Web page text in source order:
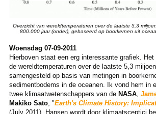
Overzicht van wereldtemperaturen over de laatste 5,3
800.000 jaar (onder), gebaseerd op boorkernen uit
Woensdag 07-09-2011
Hierboven staat een erg interessante grafiek.
de wereldtemperaturen over de laatste 5,3
samengesteld op basis van metingen in
sedimentbodems in de oceanen. Ik vond hem in
twee klimaatwetenschappers van de NASA,
Makiko Sato, "Earth's Climate History:
(July 2011). Hansen wordt door klimaatsceptici